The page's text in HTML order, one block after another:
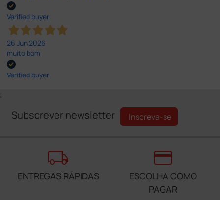
Verified buyer
26 Jun 2026
muito bom
Verified buyer
;
Subscrever newsletter Inscreva-se
local_shipping
ENTREGAS RÁPIDAS
credit_card
ESCOLHA COMO
PAGAR